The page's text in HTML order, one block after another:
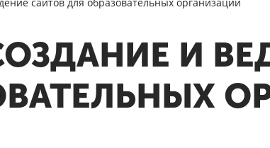
сайтов для образовательных организаций
И